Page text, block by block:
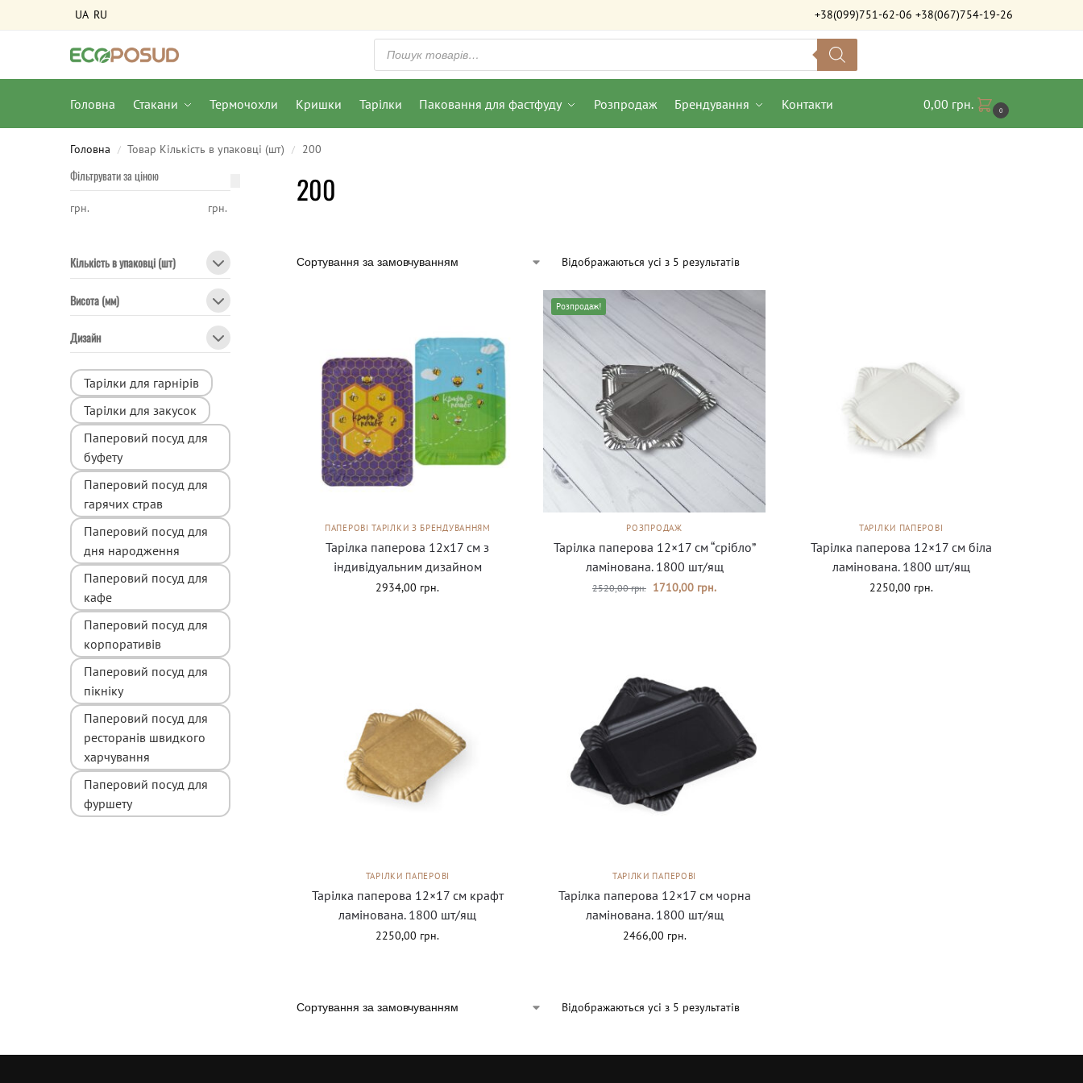
UA RU +38(099)751-62-06 +38(067)754-19-26
Головна Стакани Термочохли Кришки Тарілки Паковання для фастфуду Розпродаж Брендування Контакти 0,00 грн. 0
Головна / Товар Кількість в упаковці (шт) / 200
200
Відображаються усі з 5 результатів
ПАПЕРОВІ ТАРІЛКИ З БРЕНДУВАННЯМ
Тарілка паперова 12х17 см з
індивідуальним дизайном
2934,00 грн.
Розпродаж!
РОЗПРОДАЖ
Тарілка паперова 12×17 см “срібло”
ламінована. 1800 шт/ящ
2520,00грн. 1710,00 грн.
ТАРІЛКИ ПАПЕРОВІ
Тарілка паперова 12×17 см біла
ламінована. 1800 шт/ящ
2250,00 грн.
ТАРІЛКИ ПАПЕРОВІ
Тарілка паперова 12×17 см крафт
ламінована. 1800 шт/ящ
2250,00 грн.
ТАРІЛКИ ПАПЕРОВІ
Тарілка паперова 12×17 см чорна
ламінована. 1800 шт/ящ
2466,00 грн.
Відображаються усі з 5 результатів
Фільтрувати за ціною
грн. грн.
Кількість в упаковці (шт)
Висота (мм)
Дизайн
Тарілки для гарнірів
Тарілки для закусок
Паперовий посуд для
буфету
Паперовий посуд для
гарячих страв
Паперовий посуд для
дня народження
Паперовий посуд для
кафе
Паперовий посуд для
корпоративів
Паперовий посуд для
пікніку
Паперовий посуд для
ресторанів швидкого
харчування
Паперовий посуд для
фуршету